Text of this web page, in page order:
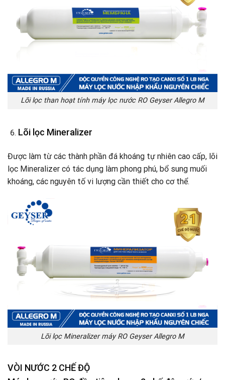
Lõi lọc than hoạt tính máy lọc nước RO Geyser Allegro M
Lõi lọc Mineralizer
Được làm từ các thành phần đá khoáng tự nhiên cao cấp, lõi
lọc Mineralizer có tác dụng làm phong phú, bổ sung muối
khoáng, các nguyên tố vi lượng cần thiết cho cơ thể.
Lõi lọc Mineralizer máy RO Geyser Allegro M
VÒI NƯỚC 2 CHẾ ĐỘ